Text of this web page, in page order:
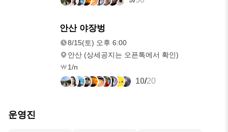
안산 야장벙
8/15(토) 오후 6:00
안산 (상세공지는 오픈톡에서 확인)
1/n
10/20
운영진